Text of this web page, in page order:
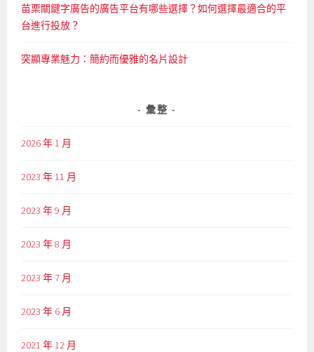
苗栗關鍵字廣告的廣告平台有哪些選擇？如何選擇最適合的平
台進行投放？
突顯專業魅力：簡約而優雅的名片設計
彙整
2026 年 1 月
2023 年 11 月
2023 年 9 月
2023 年 8 月
2023 年 7 月
2023 年 6 月
2021 年 12 月